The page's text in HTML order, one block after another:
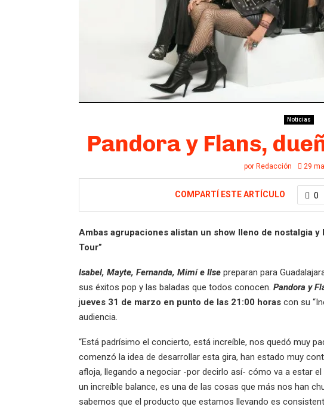
Noticias
Pandora y Flans,
por Redacción 29
COMPARTÍ ESTE ARTÍCULO 0
Ambas agrupaciones alistan un show lleno de nostalgia
Tour”
Isabel, Mayte, Fernanda, Mimí e Ilse preparan para
sus éxitos pop y las baladas que todos conocen. Pandora y
jueves 31 de marzo en punto de las 21:00 horas con su
audiencia.
“Está padrísimo el concierto, está increíble, nos quedó muy
comenzó la idea de desarrollar esta gira, han estado muy
afloja, llegando a negociar -por decirlo así- cómo va a estar
un increíble balance, es una de las cosas que más nos han
sabemos que el producto que estamos llevando es